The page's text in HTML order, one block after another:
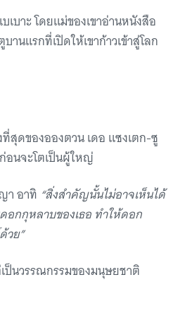
บาะ โดยแม่ของเขาอ่านหนังสือ
นแรกที่เปิดให้เขาก้าวเข้าสู่โลก
สุดของอองตวน เดอ แซงเตก-ซู
อนจะโตเป็นผู้ใหญ่
า อาทิ “สิ่งสำคัญนั้นไม่อาจเห็นได้
ดอกกุหลาบของเธอ ทำให้ดอก
วย”
เป็นวรรณกรรมของมนุษยชาติ